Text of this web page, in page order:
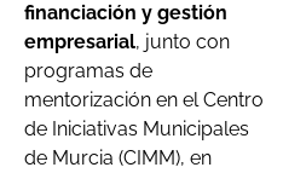
financiación y gestión
empresarial, junto con
programas de
mentorización en el Centro
de Iniciativas Municipales
de Murcia (CIMM), en